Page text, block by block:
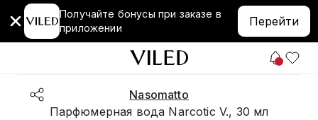
Получайте бонусы при заказе в
приложении
Перейти
Nasomatto
Парфюмерная вода Narcotic V., 30 мл